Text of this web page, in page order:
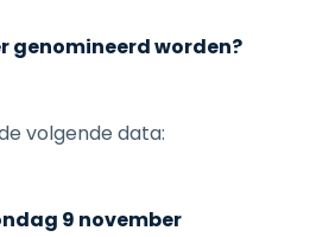
genomineerd worden?
volgende data:
9 november